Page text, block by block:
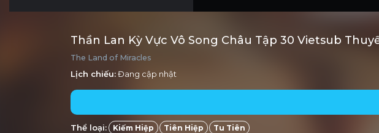
Thần Lan Kỳ Vực Vô Song Châu Tập 30 Vietsub
The Land of Miracles
Lịch chiếu:Đang cập nhật
Thể loại: Kiếm Hiệp Tiên Hiệp Tu Tiên